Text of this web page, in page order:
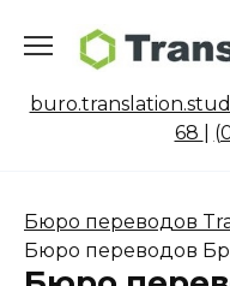
содержанию
68
Бюро переводов
Бюро переводов